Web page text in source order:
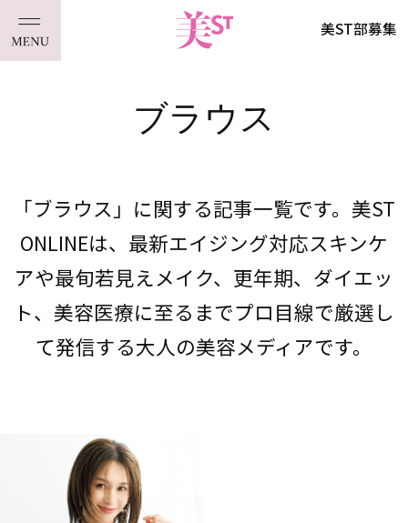
美ST部募集
ブラウス
「ブラウス」に関する記事一覧です。美ST
ONLINEは、最新エイジング対応スキンケ
アや最旬若見えメイク、更年期、ダイエッ
ト、美容医療に至るまでプロ目線で厳選し
て発信する大人の美容メディアです。